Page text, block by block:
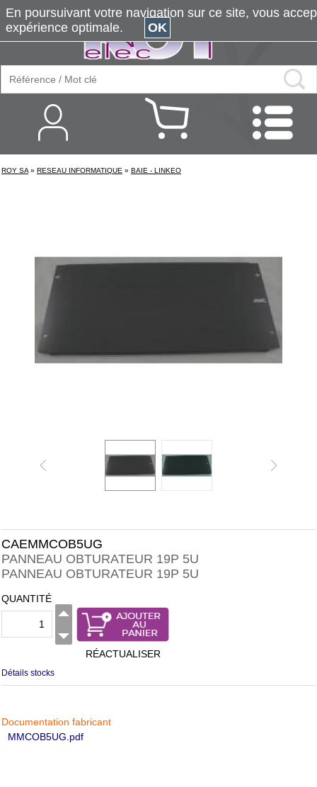
ROY SA » RESEAU INFORMATIQUE » BAIE - LINKEO
CAEMMCOB5UG
PANNEAU OBTURATEUR 19P 5U
PANNEAU OBTURATEUR 19P 5U
QUANTITÉ
RÉACTUALISER
Détails stocks
Documentation fabricant
MMCOB5UG.pdf
En poursuivant votre navigation sur ce site, vous
expérience optimale.
OK